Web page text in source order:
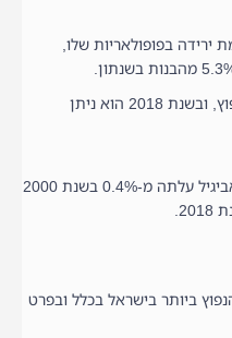
ירידה בפופולאריות שלו,
החל מ-2010 הפך פחות ופחות נפוץ, ובשנת 2018 הוא ניתן
הפופולאריות של השמות איילה ואביגיל עלתה מ-0.4% בשנת 2000
ביותר בישראל בכלל ובפרט